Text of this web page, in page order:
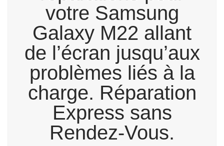
votre Samsung
Galaxy M22 allant
de l’écran jusqu’aux
problèmes liés à la
charge. Réparation
Express sans
Rendez-Vous.